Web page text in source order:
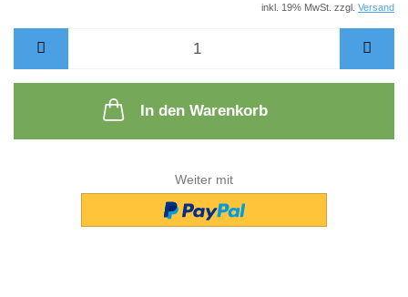
inkl. 19% MwSt. zzgl. Versand
In den Warenkorb
Weiter mit